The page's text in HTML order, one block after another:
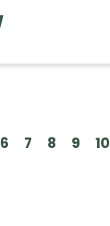
6 7 8 9 10